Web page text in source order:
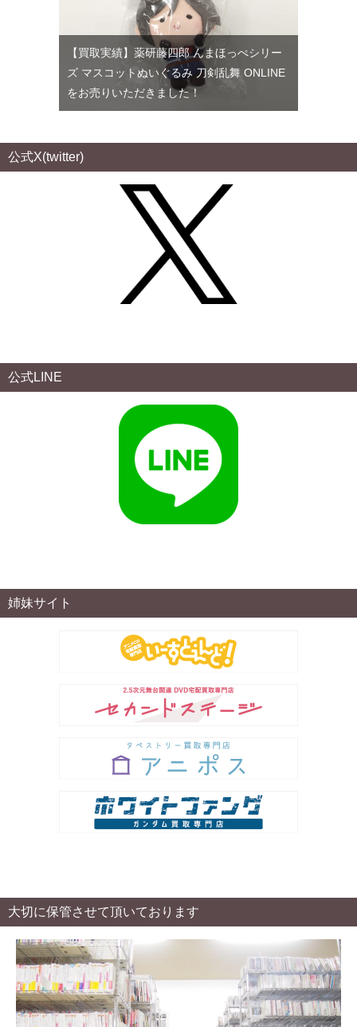
【買取実績】薬研藤四郎 んまほっぺシリー
ズ マスコットぬいぐるみ 刀剣乱舞 ONLINE
をお売りいただきました！
公式X(twitter)
公式LINE
姉妹サイト
大切に保管させて頂いております